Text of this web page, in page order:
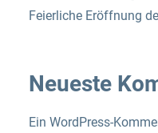
Feierliche Eröffnung
Neueste
Ein WordPress-